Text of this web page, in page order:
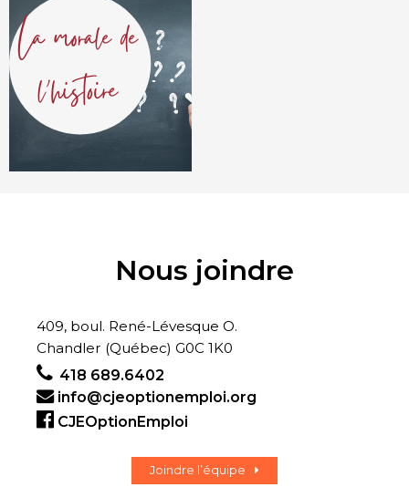
Nous joindre
409, boul. René-Lévesque O.
Chandler (Québec) G0C 1K0
418 689.6402
info@cjeoptionemploi.org
CJEOptionEmploi
Joindre l’équipe